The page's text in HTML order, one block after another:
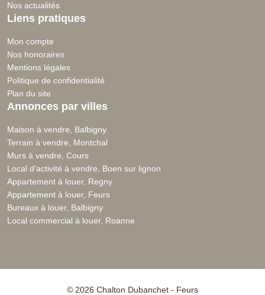
Nos actualités
Liens pratiques
Mon compte
Nos honoraires
Mentions légales
Politique de confidentialité
Plan du site
Annonces par villes
Maison à vendre, Balbigny
Terrain à vendre, Montchal
Murs à vendre, Cours
Local d'activité à vendre, Boen sur lignon
Appartement à louer, Regny
Appartement à louer, Feurs
Bureaux à louer, Balbigny
Local commercial à louer, Roanne
© 2026 Chalton Dubanchet - Feurs